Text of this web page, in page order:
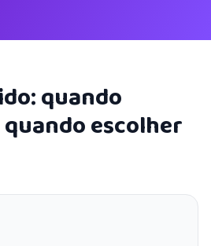
quando
escolher